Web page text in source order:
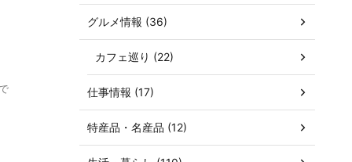
グルメ情報 (36)
カフェ巡り (22)
仕事情報 (17)
特産品・名産品 (12)